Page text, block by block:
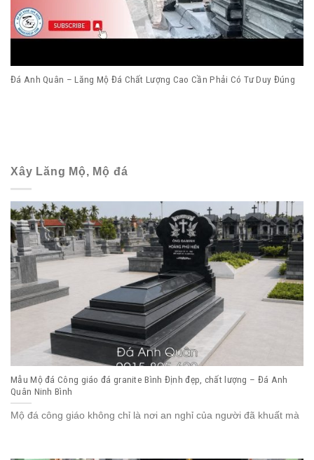
Đá Anh Quân – Lăng Mộ Đá Chất Lượng Cao Cần Phải Có Tư Duy Đúng
Xây Lăng Mộ, Mộ đá
Mẫu Mộ đá Công giáo đá granite Bình Định đẹp, chất lượng – Đá Anh
Quân Ninh Bình
Mộ đá công giáo không chỉ là nơi an nghỉ của người đã khuất mà